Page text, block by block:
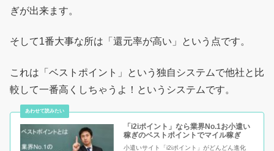
ぎが出来ます。
そして1番大事な所は「還元率が高い」という点です。
これは「ベストポイント」という独自システムで他社と比
較して一番高くしちゃうよ！というシステムです。
「i2iポイント」なら業界No.1お小遣い
稼ぎのベストポイントでマイル稼ぎ
小遣いサイト「i2iポイント」がどんどん進化